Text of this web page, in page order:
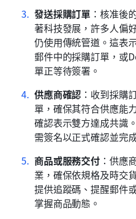
發送採購訂單 ：核准後
著科技發展，許多人偏
仍使用傳統管道。這表
郵件中的採購訂單，或
單正等待簽署。
供應商確認 ：收到採購
單，確保其符合供應能
確認表示雙方達成共識
需簽名以正式確認並完
商品或服務交付 ：供應
業，確保依規格及時交
提供追蹤碼、提醒郵件
掌握商品動態。